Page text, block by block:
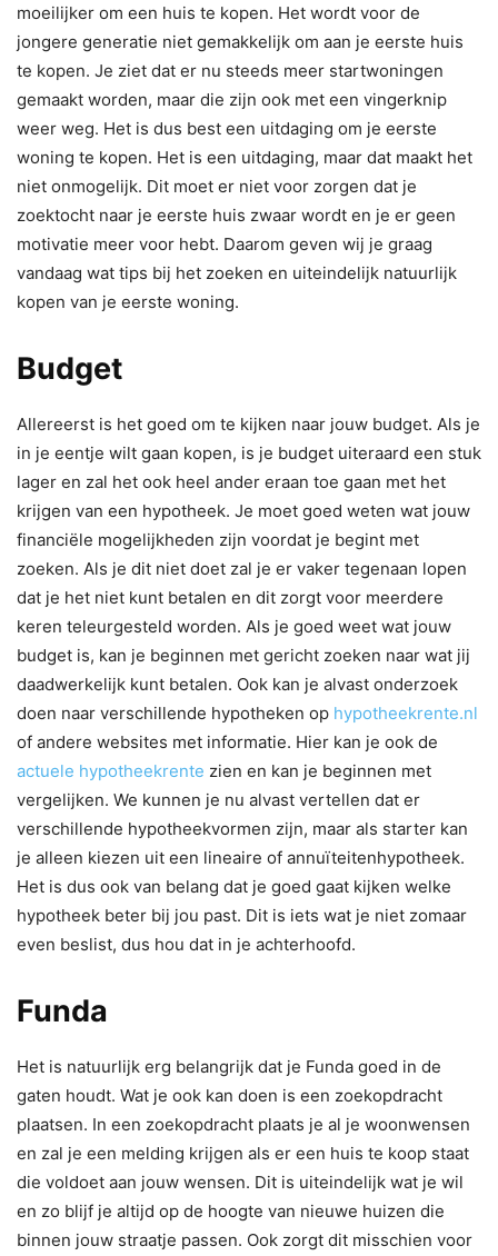
moeilijker om een huis te kopen. Het wordt voor de
jongere generatie niet gemakkelijk om aan je eerste huis
te kopen. Je ziet dat er nu steeds meer startwoningen
gemaakt worden, maar die zijn ook met een vingerknip
weer weg. Het is dus best een uitdaging om je eerste
woning te kopen. Het is een uitdaging, maar dat maakt het
niet onmogelijk. Dit moet er niet voor zorgen dat je
zoektocht naar je eerste huis zwaar wordt en je er geen
motivatie meer voor hebt. Daarom geven wij je graag
vandaag wat tips bij het zoeken en uiteindelijk natuurlijk
kopen van je eerste woning.
Budget
Allereerst is het goed om te kijken naar jouw budget. Als je
in je eentje wilt gaan kopen, is je budget uiteraard een stuk
lager en zal het ook heel ander eraan toe gaan met het
krijgen van een hypotheek. Je moet goed weten wat jouw
financiële mogelijkheden zijn voordat je begint met
zoeken. Als je dit niet doet zal je er vaker tegenaan lopen
dat je het niet kunt betalen en dit zorgt voor meerdere
keren teleurgesteld worden. Als je goed weet wat jouw
budget is, kan je beginnen met gericht zoeken naar wat jij
daadwerkelijk kunt betalen. Ook kan je alvast onderzoek
doen naar verschillende hypotheken op hypotheekrente.nl
of andere websites met informatie. Hier kan je ook de
actuele hypotheekrente zien en kan je beginnen met
vergelijken. We kunnen je nu alvast vertellen dat er
verschillende hypotheekvormen zijn, maar als starter kan
je alleen kiezen uit een lineaire of annuïteitenhypotheek.
Het is dus ook van belang dat je goed gaat kijken welke
hypotheek beter bij jou past. Dit is iets wat je niet zomaar
even beslist, dus hou dat in je achterhoofd.
Funda
Het is natuurlijk erg belangrijk dat je Funda goed in de
gaten houdt. Wat je ook kan doen is een zoekopdracht
plaatsen. In een zoekopdracht plaats je al je woonwensen
en zal je een melding krijgen als er een huis te koop staat
die voldoet aan jouw wensen. Dit is uiteindelijk wat je wil
en zo blijf je altijd op de hoogte van nieuwe huizen die
binnen jouw straatje passen. Ook zorgt dit misschien voor